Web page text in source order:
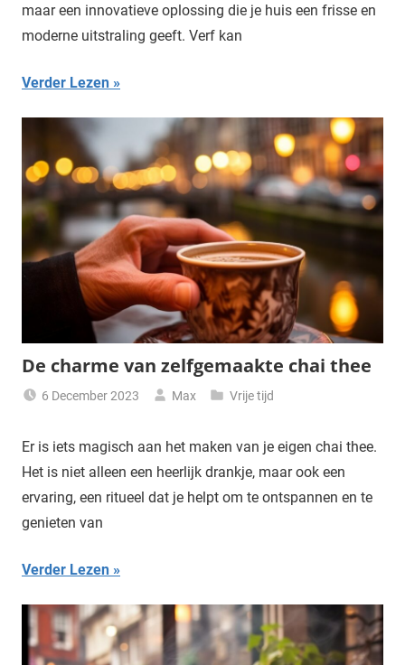
maar een innovatieve oplossing die je huis een frisse en
moderne uitstraling geeft. Verf kan
Verder Lezen
De charme van zelfgemaakte chai thee
6 December 2023 Max Vrije tijd
Er is iets magisch aan het maken van je eigen chai thee.
Het is niet alleen een heerlijk drankje, maar ook een
ervaring, een ritueel dat je helpt om te ontspannen en te
genieten van
Verder Lezen